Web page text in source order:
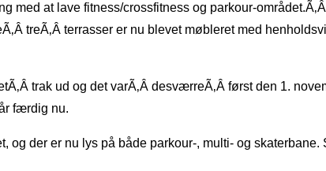
med at lave fitness/crossfitness og parkour-
treÃ‚Â terrasser er nu blevet møbleret med
trak ud og det varÃ‚Â desværreÃ‚Â først den 1.
færdig nu.
og der er nu lys på både parkour-, multi- og